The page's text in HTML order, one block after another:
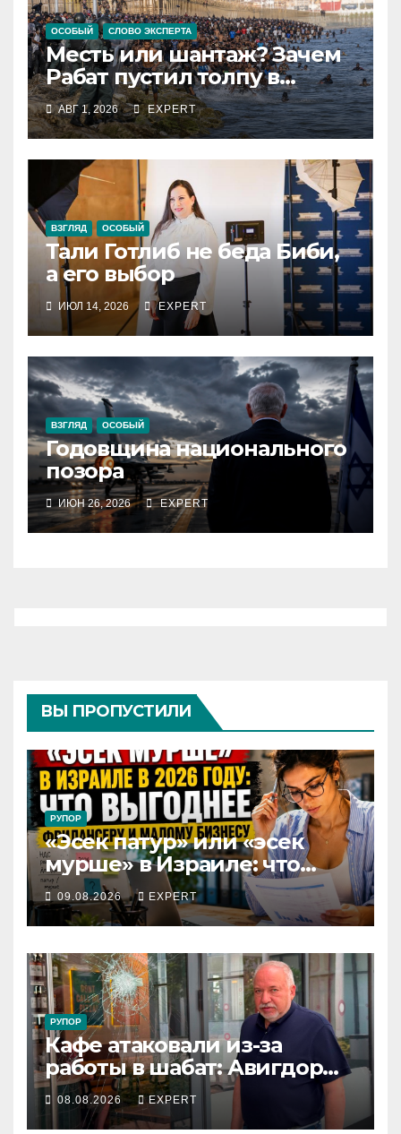
ОСОБЫЙ СЛОВО ЭКСПЕРТА
Месть или шантаж? Зачем
Рабат пустил толпу в
испанский анклав
АВГ 1, 2026 EXPERT
ВЗГЛЯД ОСОБЫЙ
Тали Готлиб не беда Биби,
а его выбор
ИЮЛ 14, 2026 EXPERT
ВЗГЛЯД ОСОБЫЙ
Годовщина национального
позора
ИЮН 26, 2026 EXPERT
ВЫ ПРОПУСТИЛИ
РУПОР
«Эсек патур» или «эсек
мурше» в Израиле: что
выгоднее фрилансеру и
малому бизнесу в 2026 году
09.08.2026 EXPERT
РУПОР
Кафе атаковали из-за
работы в шабат: Авигдор
Либерман приехал
поддержать владельцев
08.08.2026 EXPERT